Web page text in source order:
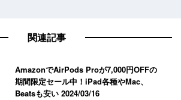
関連記事
AmazonでAirPods Proが7,000円OFFの
期間限定セール中！iPad各種やMac、
Beatsも安い2024/03/16